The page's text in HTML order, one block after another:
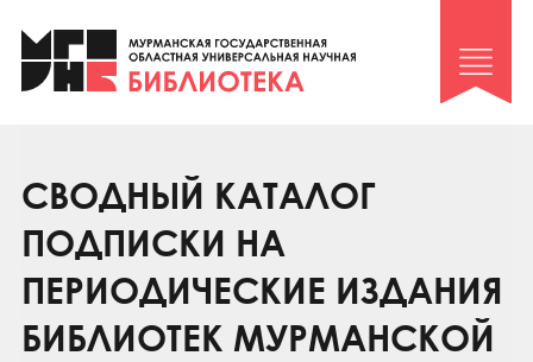
Клуб «Гиря и сельдерей»
Клуб «Семейный архив»
Коллегам
Контакты
СВОДНЫЙ КАТАЛОГ
ПОДПИСКИ НА
ПЕРИОДИЧЕСКИЕ ИЗДАНИЯ
БИБЛИОТЕК МУРМАНСКОЙ